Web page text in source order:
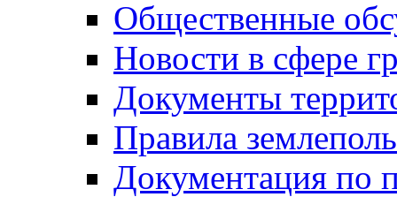
Общественные
Новости в сфере
Документы
Правила
Документация по